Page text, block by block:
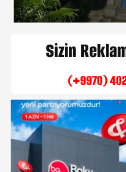
Sizin
(+9970)